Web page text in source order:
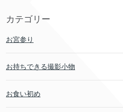
カテゴリー
お宮参り
お持ちできる撮影小物
お食い初め